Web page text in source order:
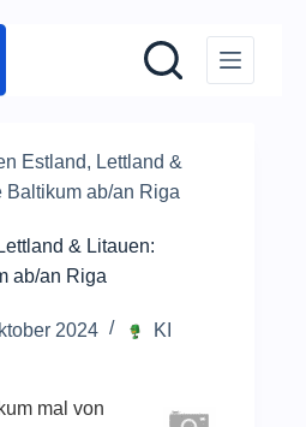
Estland, Lettland &
Baltikum ab/an Riga
& Litauen:
ab/an Riga
2024 KI
mal von